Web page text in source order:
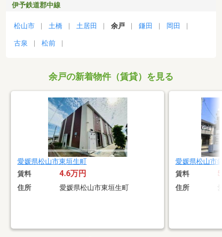
伊予鉄道郡中線
松山市 土橋 土居田 余戸 鎌田 岡田
古泉 松前
余戸の新着物件（賃貸）を見る
愛媛県松山市東垣生町
賃料 4.6万円
住所 愛媛県松山市東垣生町
愛媛県松山市
賃料
住所